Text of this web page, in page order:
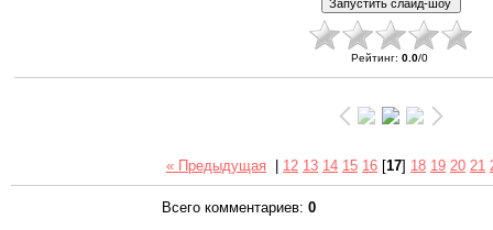
Рейтинг:0.0/0
« Предыдущая 12 13 14 15 16 [17] 18 19 20 21
Всего комментариев: 0